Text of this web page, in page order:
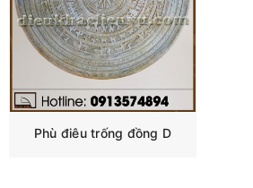
Phù điêu trống đồng D